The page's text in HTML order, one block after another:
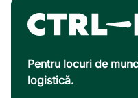
Pentru locuri de
logistică.